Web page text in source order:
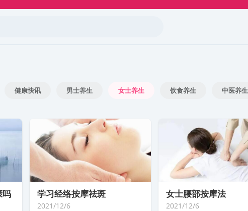
健康快讯 男士养生 女士养生 饮食养生 中医养生
吗 学习经络按摩祛斑
2021/12/6
女士腰部按摩法
2021/12/6